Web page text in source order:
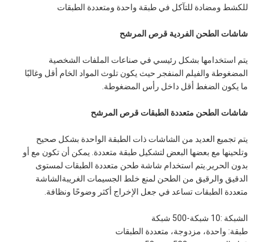
للكشط ومضادة للتآكل في طبقة واحدة ومتعددة الطبقات
شاشات الطحن الفردية قرص المرشح
يتم استخدامها بشكل رئيسي في صناعات الملفات الشخصية
المضغوطة والفيلم المنفجر حيث يكون تلوث المواد الخام أقل وغالبًا
ما يكون الضغط أقل داخل رأس المضغوطة.
شاشات الطحن متعددة الطبقات قرص المرشح
يتم تجميع العديد من الشاشات ذات الطبقة الواحدة بشكل صحيح
وتلحينها مع بعضها البعض لتشكيل طبقة متعددة. يمكن أن تكون مع أو
بدون الحرير.يتم استخدام شاشة طحن متعددة الطبقات لمستوى
الدقيق والرقيق من الطحن لمنع خلط الجسيمات الغريبةالشاشة
متعددة الطبقات تساعد في جعل الإخراج أكثر وضوحًا ونظافة.
الشبكة :10 شبكة-500 شبكة
طبقة: واحدة، مزدوجة، متعددة الطبقات